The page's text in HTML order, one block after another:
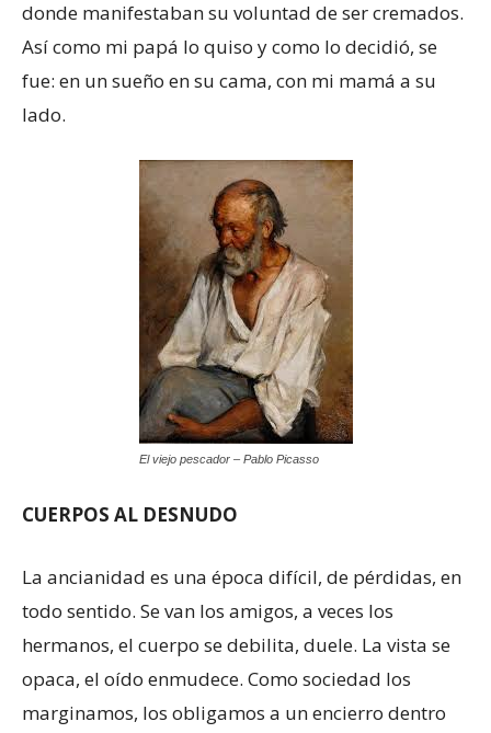
donde manifestaban su voluntad de ser cremados.
Así como mi papá lo quiso y como lo decidió, se
fue: en un sueño en su cama, con mi mamá a su
lado.
El viejo pescador – Pablo Picasso
CUERPOS AL DESNUDO
La ancianidad es una época difícil, de pérdidas, en
todo sentido. Se van los amigos, a veces los
hermanos, el cuerpo se debilita, duele. La vista se
opaca, el oído enmudece. Como sociedad los
marginamos, los obligamos a un encierro dentro